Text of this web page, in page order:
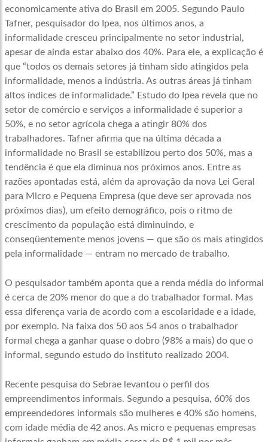
economicamente ativa do Brasil em 2005. Segundo Paulo
Tafner, pesquisador do Ipea, nos últimos anos, a
informalidade cresceu principalmente no setor industrial,
apesar de ainda estar abaixo dos 40%. Para ele, a explicação é
que “todos os demais setores já tinham sido atingidos pela
informalidade, menos a indústria. As outras áreas já tinham
altos índices de informalidade.” Estudo do Ipea revela que no
setor de comércio e serviços a informalidade é superior a
50%, e no setor agrícola chega a atingir 80% dos
trabalhadores. Tafner afirma que na última década a
informalidade no Brasil se estabilizou perto dos 50%, mas a
tendência é que ela diminua nos próximos anos. Entre as
razões apontadas está, além da aprovação da nova Lei Geral
para Micro e Pequena Empresa (que deve ser aprovada nos
próximos dias), um efeito demográfico, pois o ritmo de
crescimento da população está diminuindo, e
conseqüentemente menos jovens — que são os mais atingidos
pela informalidade — entram no mercado de trabalho.
O pesquisador também aponta que a renda média do informal
é cerca de 20% menor do que a do trabalhador formal. Mas
essa diferença varia de acordo com a escolaridade e a idade,
por exemplo. Na faixa dos 50 aos 54 anos o trabalhador
formal chega a ganhar quase o dobro (98% a mais) do que o
informal, segundo estudo do instituto realizado 2004.
Recente pesquisa do Sebrae levantou o perfil dos
empreendimentos informais. Segundo a pesquisa, 60% dos
empreendedores informais são mulheres e 40% são homens,
com idade média de 42 anos. As micro e pequenas empresas